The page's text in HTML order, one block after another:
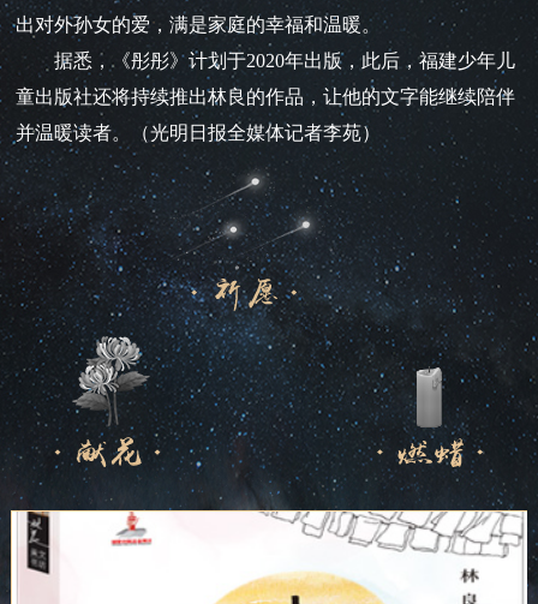
出对外孙女的爱，满是家庭的幸福和温暖。
据悉，《彤彤》计划于2020年出版，此后，福建少年儿
童出版社还将持续推出林良的作品，让他的文字能继续陪伴
并温暖读者。（光明日报全媒体记者李苑）